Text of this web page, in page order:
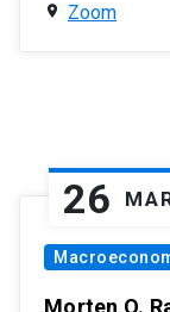
Zoom
26
Morten O.